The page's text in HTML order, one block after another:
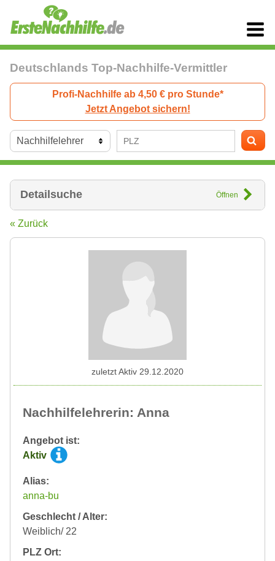
Deutschlands Top-Nachhilfe-Vermittler
Profi-Nachhilfe ab 4,50 € pro Stunde*
Jetzt Angebot sichern!
Detailsuche Öffnen
« Zurück
Nachhilfelehrerin: Anna
Angebot ist:
Aktiv
Alias:
anna-bu
Geschlecht / Alter:
Weiblich/ 22
PLZ Ort:
zuletzt Aktiv 29.12.2020